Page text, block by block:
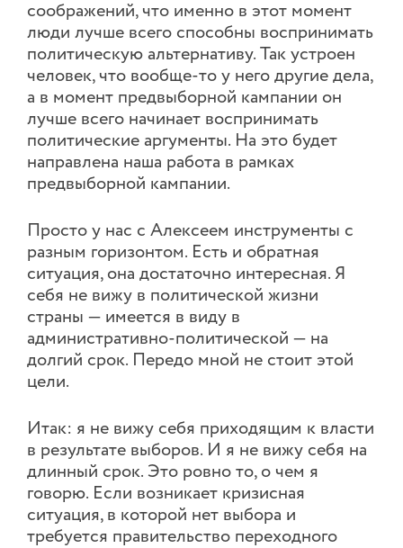
соображений, что именно в этот момент
люди лучше всего способны воспринимать
политическую альтернативу. Так устроен
человек, что вообще-то у него другие дела,
а в момент предвыборной кампании он
лучше всего начинает воспринимать
политические аргументы. На это будет
направлена наша работа в рамках
предвыборной кампании.
Просто у нас с Алексеем инструменты с
разным горизонтом. Есть и обратная
ситуация, она достаточно интересная. Я
себя не вижу в политической жизни
страны — имеется в виду в
административно-политической — на
долгий срок. Передо мной не стоит этой
цели.
Итак: я не вижу себя приходящим к власти
в результате выборов. И я не вижу себя на
длинный срок. Это ровно то, о чем я
говорю. Если возникает кризисная
ситуация, в которой нет выбора и
требуется правительство переходного